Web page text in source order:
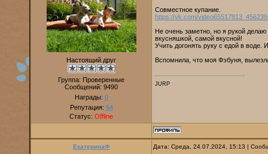
Настоящий друг
Группа: Проверенные
Сообщений: 9490
Награды: 0
Репутация: 54
Статус: Offline
Совместное купание.
https://vk.com/
Не очень заметно, но я рукой
вкусняшкой, самой вкусной!
Учить догонять руку с едой в воде.
Вспомнила, что моя Фэбуня,
JURP
ЕкатеринаФ Дата: Среда, 24.07.2024, 15:13 |